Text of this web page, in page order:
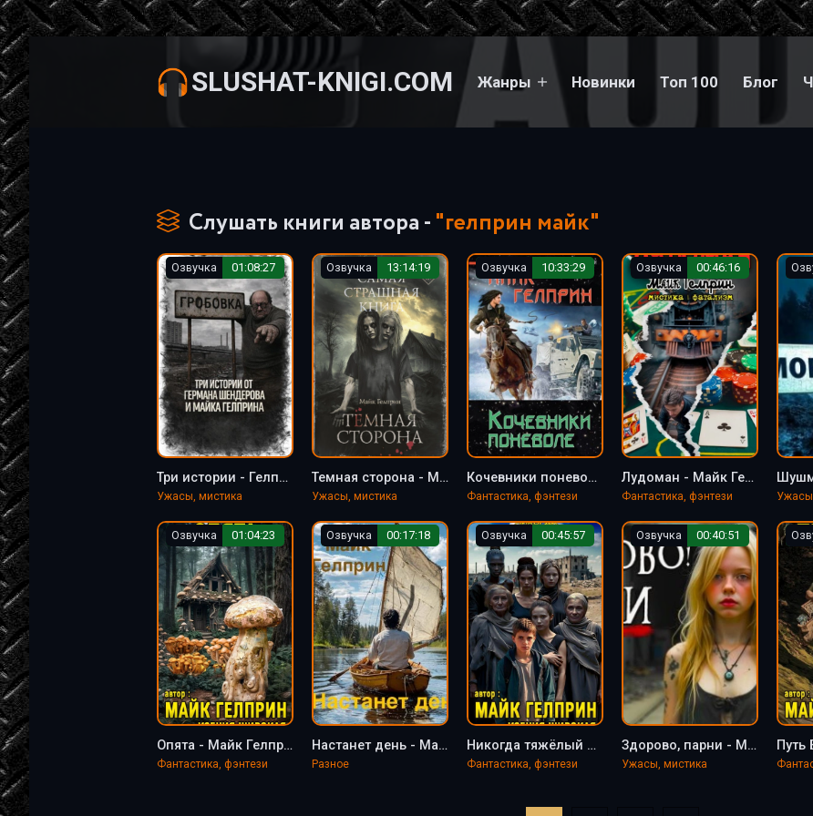
SLUSHAT-KNIGI.COM Жанры Новинки Топ 100 Блог
Слушать книги автора -"гелприн майк"
Озвучка 01:08:27
Три истории - Гелприн Майк
Ужасы, мистика
Озвучка 13:14:19
Темная сторона - Майк Гелприн
Ужасы, мистика
Озвучка 10:33:29
Кочевники поневоле - Майк Гелприн
Фантастика, фэнтези
Озвучка 00:46:16
Лудоман - Майк Гелприн
Фантастика, фэнтези
Озвучка 01:04:23
Опята - Майк Гелприн
Фантастика, фэнтези
Озвучка 00:17:18
Настанет день - Майк Гелприн
Разное
Озвучка 00:45:57
Никогда тяжёлый шар земной - Майк Гелприн
Фантастика, фэнтези
Озвучка 00:40:51
Здорово, парни - Майк Гелприн
Ужасы, мистика